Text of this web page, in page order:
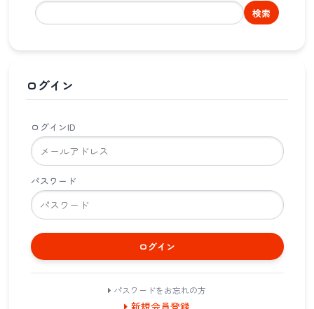
検索
ログイン
ログインID
パスワード
ログイン
パスワードをお忘れの方
新規会員登録